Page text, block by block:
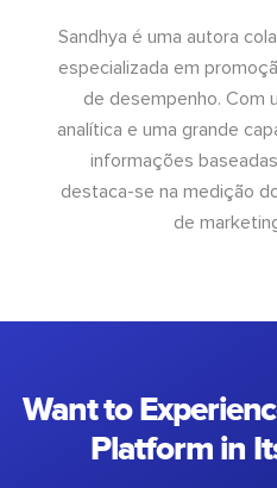
Sandhya é uma autora
especializada em
de desempenho. Com
analítica e uma grande
informações
destaca-se na medição
de
Want to
Platform in